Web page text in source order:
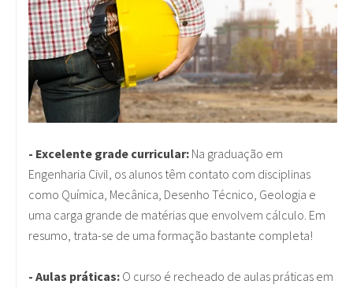
- Excelente grade curricular: Na graduação em
Engenharia Civil, os alunos têm contato com disciplinas
como Química, Mecânica, Desenho Técnico, Geologia e
uma carga grande de matérias que envolvem cálculo. Em
resumo, trata-se de uma formação bastante completa!
- Aulas práticas: O curso é recheado de aulas práticas em